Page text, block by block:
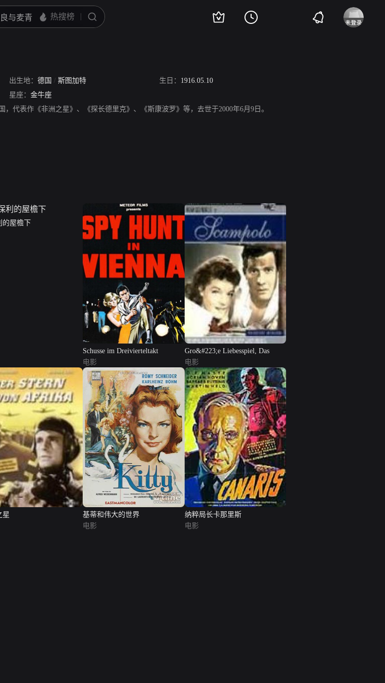
出生地： 德国 / 斯图加特 生日： 1916.05.10
星座： 金牛座
，代表作《非洲之星》、《探长德里克》、《斯康波罗》等，去世于2000年6月9日。
的屋檐下
Schusse im Dreivierteltakt
电影
Gro&#223;e Liebesspiel, Das
电影
星
基蒂和伟大的世界
电影
纳粹局长卡那里斯
电影